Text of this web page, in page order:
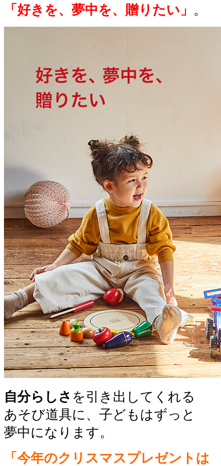
「好きを、夢中を、贈りたい」 。
自分らしさ を引き出してくれる
あそび道具に、子どもはずっと
夢中になります。
「今年のクリスマスプレゼントは